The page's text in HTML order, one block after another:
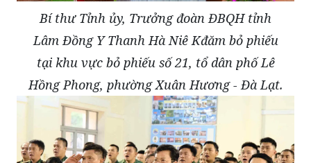
Bí thư Tỉnh ủy, Trưởng đoàn ĐBQH tỉnh
Lâm Đồng Y Thanh Hà Niê Kđăm bỏ phiếu
tại khu vực bỏ phiếu số 21, tổ dân phố Lê
Hồng Phong, phường Xuân Hương - Đà Lạt.